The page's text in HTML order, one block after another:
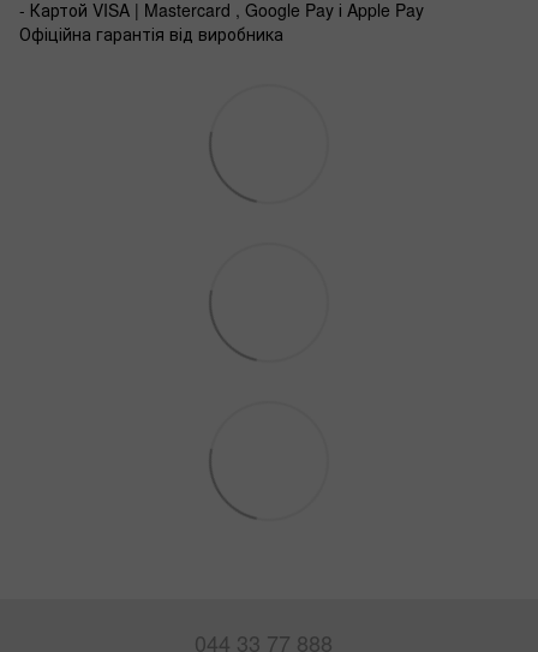
- Картой VISA | Mastercard , Google Pay і Apple Pay
Офіційна гарантія від виробника
044 33 77 888